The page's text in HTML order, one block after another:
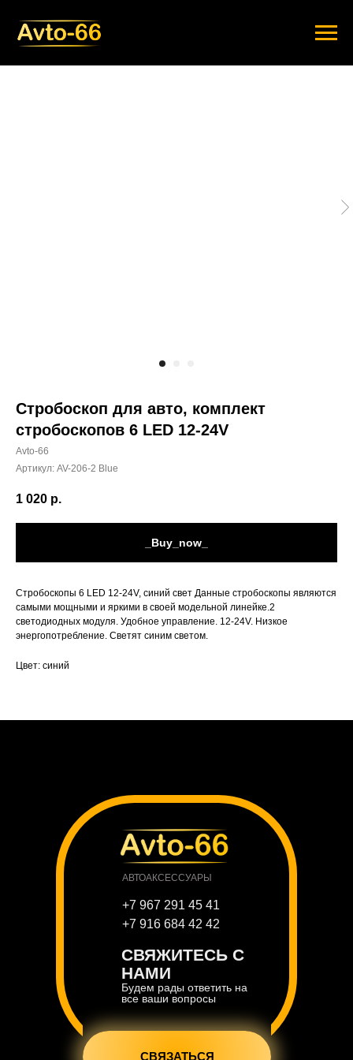
Стробоскоп для авто, комплект
стробоскопов 6 LED 12-24V
Avto-66
Артикул: AV-206-2 Blue
1 020 р.
_Buy_now_
Стробоскопы 6 LED 12-24V, синий cвет Данные стробоскопы являются
самыми мощными и яркими в своей модельной линейке.2
светодиодных модуля. Удобное управление. 12-24V. Низкое
энергопотребление. Светят синим cветом.
Цвет: синий
СВЯЗАТЬСЯ
Будем рады ответить на
все ваши вопросы
СВЯЖИТЕСЬ С
НАМИ
АВТОАКСЕССУАРЫ
+7 967 291 45 41
+7 916 684 42 42